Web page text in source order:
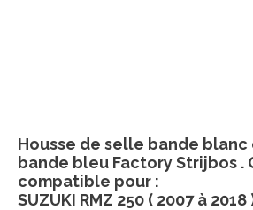
Housse de selle bande
bande bleu Factory Strijbos
compatible pour :
SUZUKI RMZ 250 ( 2007 à 2018